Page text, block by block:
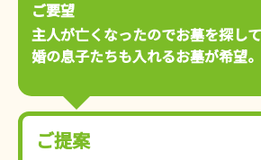
ご要望
主人が亡くなったのでお墓を探し
婚の息子たちも入れるお墓が希望。
ご提案